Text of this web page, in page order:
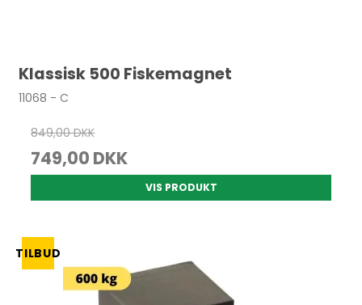
Klassisk 500 Fiskemagnet
11068 - C
849,00 DKK
749,00 DKK
VIS PRODUKT
TILBUD